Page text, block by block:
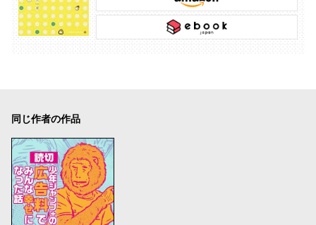
同じ作者の作品